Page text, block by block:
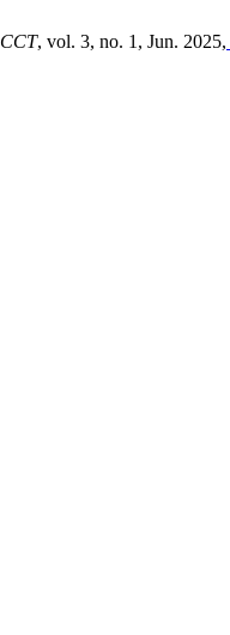
CCT, vol. 3, no. 1, Jun. 2025,